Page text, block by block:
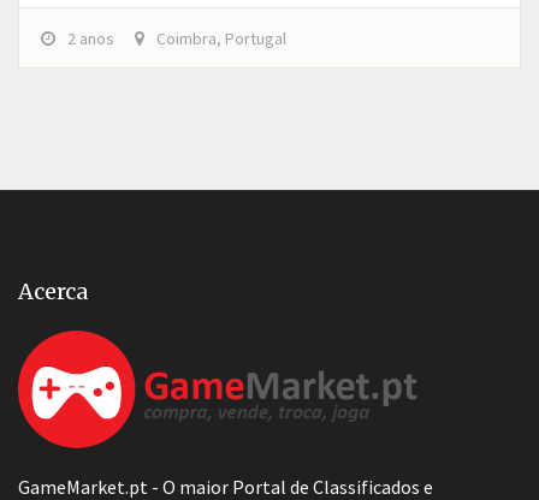
2 anos Coimbra, Portugal
Acerca
GameMarket.pt - O maior Portal de Classificados e